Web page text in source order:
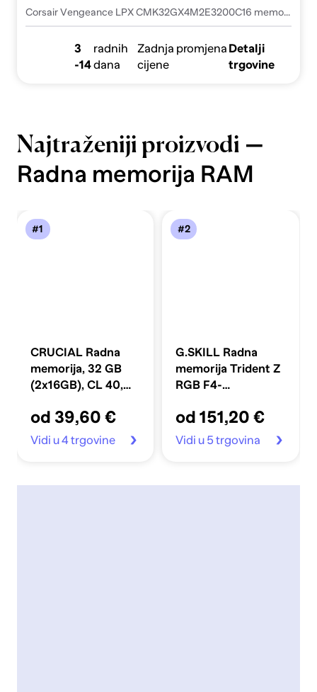
Corsair Vengeance LPX CMK32GX4M2E3200C16 memory module 32 GB 2 x 16 GB DDR4 3200 MHz
3
-14
radnih
dana
Zadnja promjena
cijene
Detalji
trgovine
Najtraženiji proizvodi —
Radna memorija RAM
#1
CRUCIAL Radna
memorija, 32 GB
(2x16GB), CL 40,
od 39,60 €
Vidi u 4 trgovine
#2
G.SKILL Radna
memorija Trident Z
RGB F4-
DDR4 3200MHz kit
2x8GB CL16
od 151,20 €
Vidi u 5 trgovina